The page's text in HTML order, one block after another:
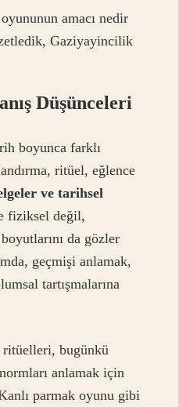
amacı nedir
Gaziyayincilik
Düşünceleri
boyunca farklı
ritüel, eğlence
ve tarihsel
fiziksel değil,
da gözler
geçmişi anlamak,
tartışmalarına
ritüelleri, bugünkü
anlamak için
parmak oyunu gibi